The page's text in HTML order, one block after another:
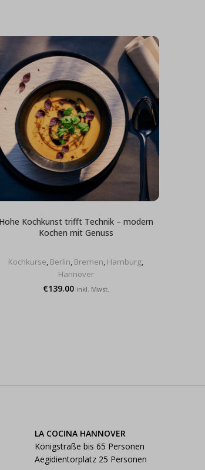
Hohe Kochkunst trifft Technik – modern
Kochen mit Genuss
Kochkurse, Berlin, Bremen, Hamburg,
Hannover
€139.00 inkl. Mwst.
LA COCINA HANNOVER
Königstraße bis 65 Personen
Aegidientorplatz 25 Personen